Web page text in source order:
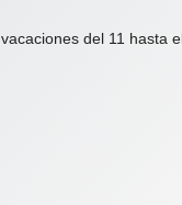
del 11 hasta